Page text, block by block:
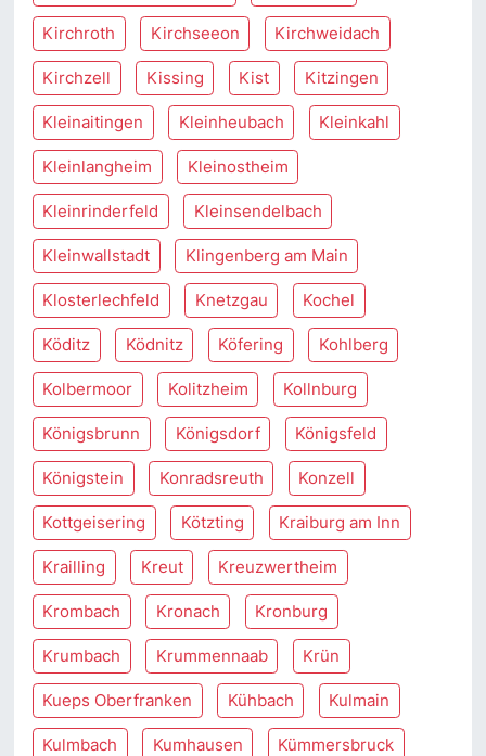
Kirchroth Kirchseeon Kirchweidach
Kirchzell Kissing Kist Kitzingen
Kleinaitingen Kleinheubach Kleinkahl
Kleinlangheim Kleinostheim
Kleinrinderfeld Kleinsendelbach
Kleinwallstadt Klingenberg am Main
Klosterlechfeld Knetzgau Kochel
Köditz Ködnitz Köfering Kohlberg
Kolbermoor Kolitzheim Kollnburg
Königsbrunn Königsdorf Königsfeld
Königstein Konradsreuth Konzell
Kottgeisering Kötzting Kraiburg am Inn
Krailling Kreut Kreuzwertheim
Krombach Kronach Kronburg
Krumbach Krummennaab Krün
Kueps Oberfranken Kühbach Kulmain
Kulmbach Kumhausen Kümmersbruck